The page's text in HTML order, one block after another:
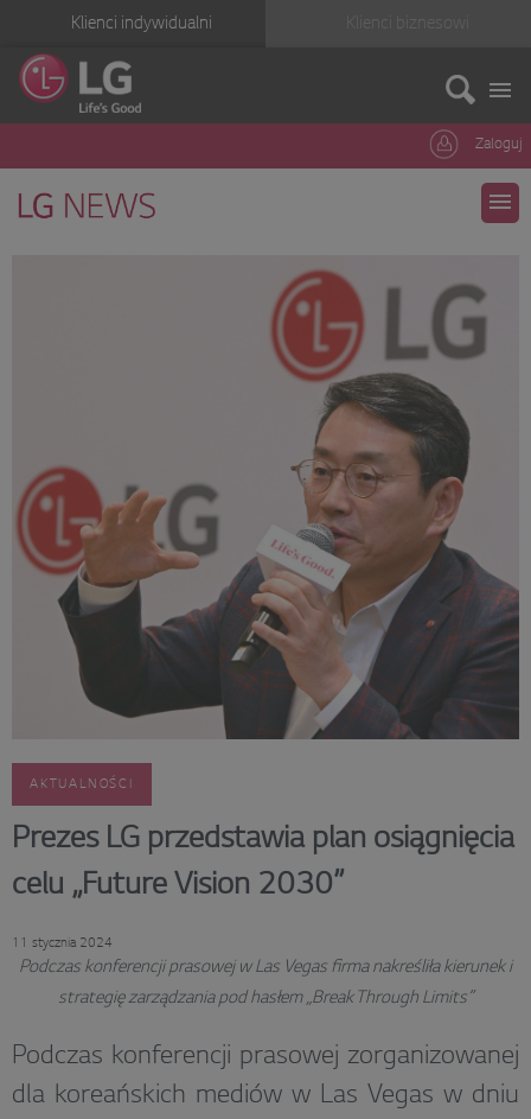
Klienci indywidualni
Zaloguj
AKTUALNOŚCI
Prezes LG przedstawia plan osiągnięcia
celu „Future Vision 2030”
11 stycznia 2024
Podczas konferencji prasowej w Las Vegas firma nakreśliła kierunek i
strategię zarządzania pod hasłem „Break Through Limits”
Podczas konferencji prasowej zorganizowanej
dla koreańskich mediów w Las Vegas w dniu